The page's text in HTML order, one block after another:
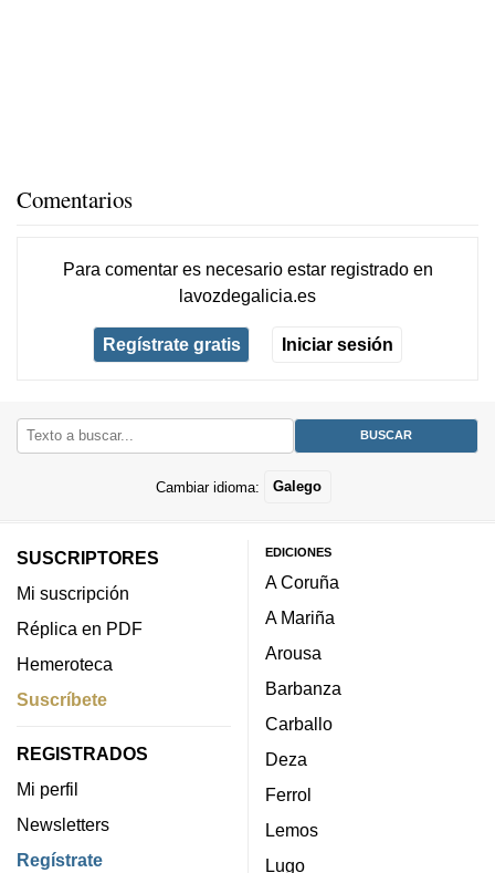
Comentarios
Para comentar es necesario estar registradoen
lavozdegalicia.es
Regístrate gratis Iniciar sesión
Cambiar idioma: Galego
SUSCRIPTORES
Mi suscripción
Réplica en PDF
Hemeroteca
Suscríbete
REGISTRADOS
Mi perfil
Newsletters
Regístrate
EDICIONES
A Coruña
A Mariña
Arousa
Barbanza
Carballo
Deza
Ferrol
Lemos
Lugo